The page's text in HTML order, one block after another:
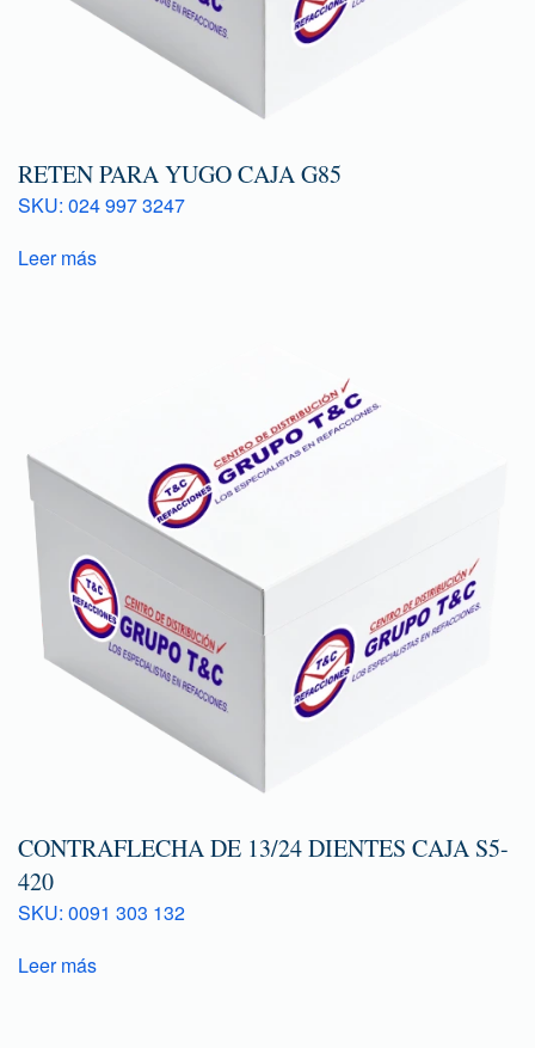
RETEN PARA YUGO CAJA G85
SKU: 024 997 3247
Leer más
CONTRAFLECHA DE 13/24 DIENTES CAJA S5-
420
SKU: 0091 303 132
Leer más